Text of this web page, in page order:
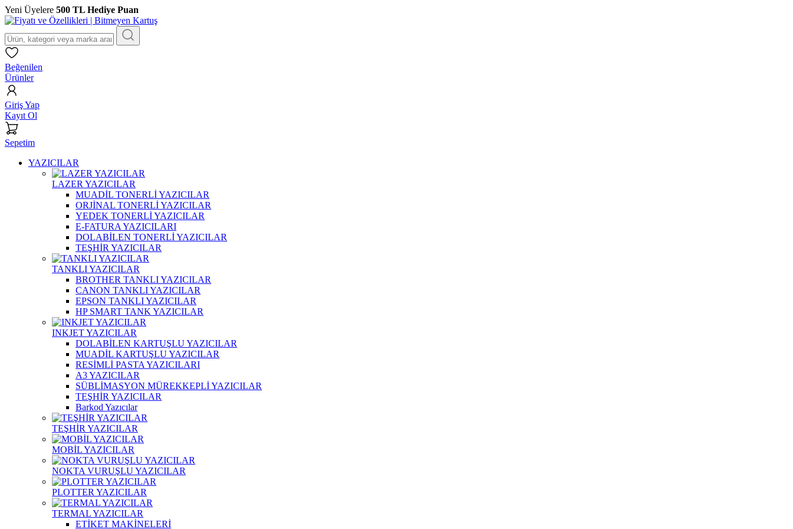
Yeni Üyelere 500 TL Hediye Puan
Beğenilen
Ürünler
Giriş Yap
Kayıt Ol
Sepetim
YAZICILAR
LAZER YAZICILAR
MUADİL TONERLİ YAZICILAR
ORJİNAL TONERLİ YAZICILAR
YEDEK TONERLİ YAZICILAR
E-FATURA YAZICILARI
DOLABİLEN TONERLİ YAZICILAR
TEŞHİR YAZICILAR
TANKLI YAZICILAR
BROTHER TANKLI YAZICILAR
CANON TANKLI YAZICILAR
EPSON TANKLI YAZICILAR
HP SMART TANK YAZICILAR
INKJET YAZICILAR
DOLABİLEN KARTUŞLU YAZICILAR
MUADİL KARTUŞLU YAZICILAR
RESİMLİ PASTA YAZICILARI
A3 YAZICILAR
SÜBLİMASYON MÜREKKEPLİ YAZICILAR
TEŞHİR YAZICILAR
Barkod Yazıcılar
TEŞHİR YAZICILAR
MOBİL YAZICILAR
NOKTA VURUŞLU YAZICILAR
PLOTTER YAZICILAR
TERMAL YAZICILAR
ETİKET MAKİNELERİ